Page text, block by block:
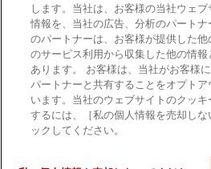
azbilグループ 相談・通報窓口
お問い合わせ
サイトマップ
します。当社は、お客様の当社ウェ
情報を、当社の広告、分析のパート
のパートナーは、お客様が提供した
のサービス利用から収集した他の情
あります。 お客様は、当社がお客様
パートナーと共有することをオプト
います。当社のウェブサイトのクッ
するには、［私の個人情報を売却しな
ックしてください。